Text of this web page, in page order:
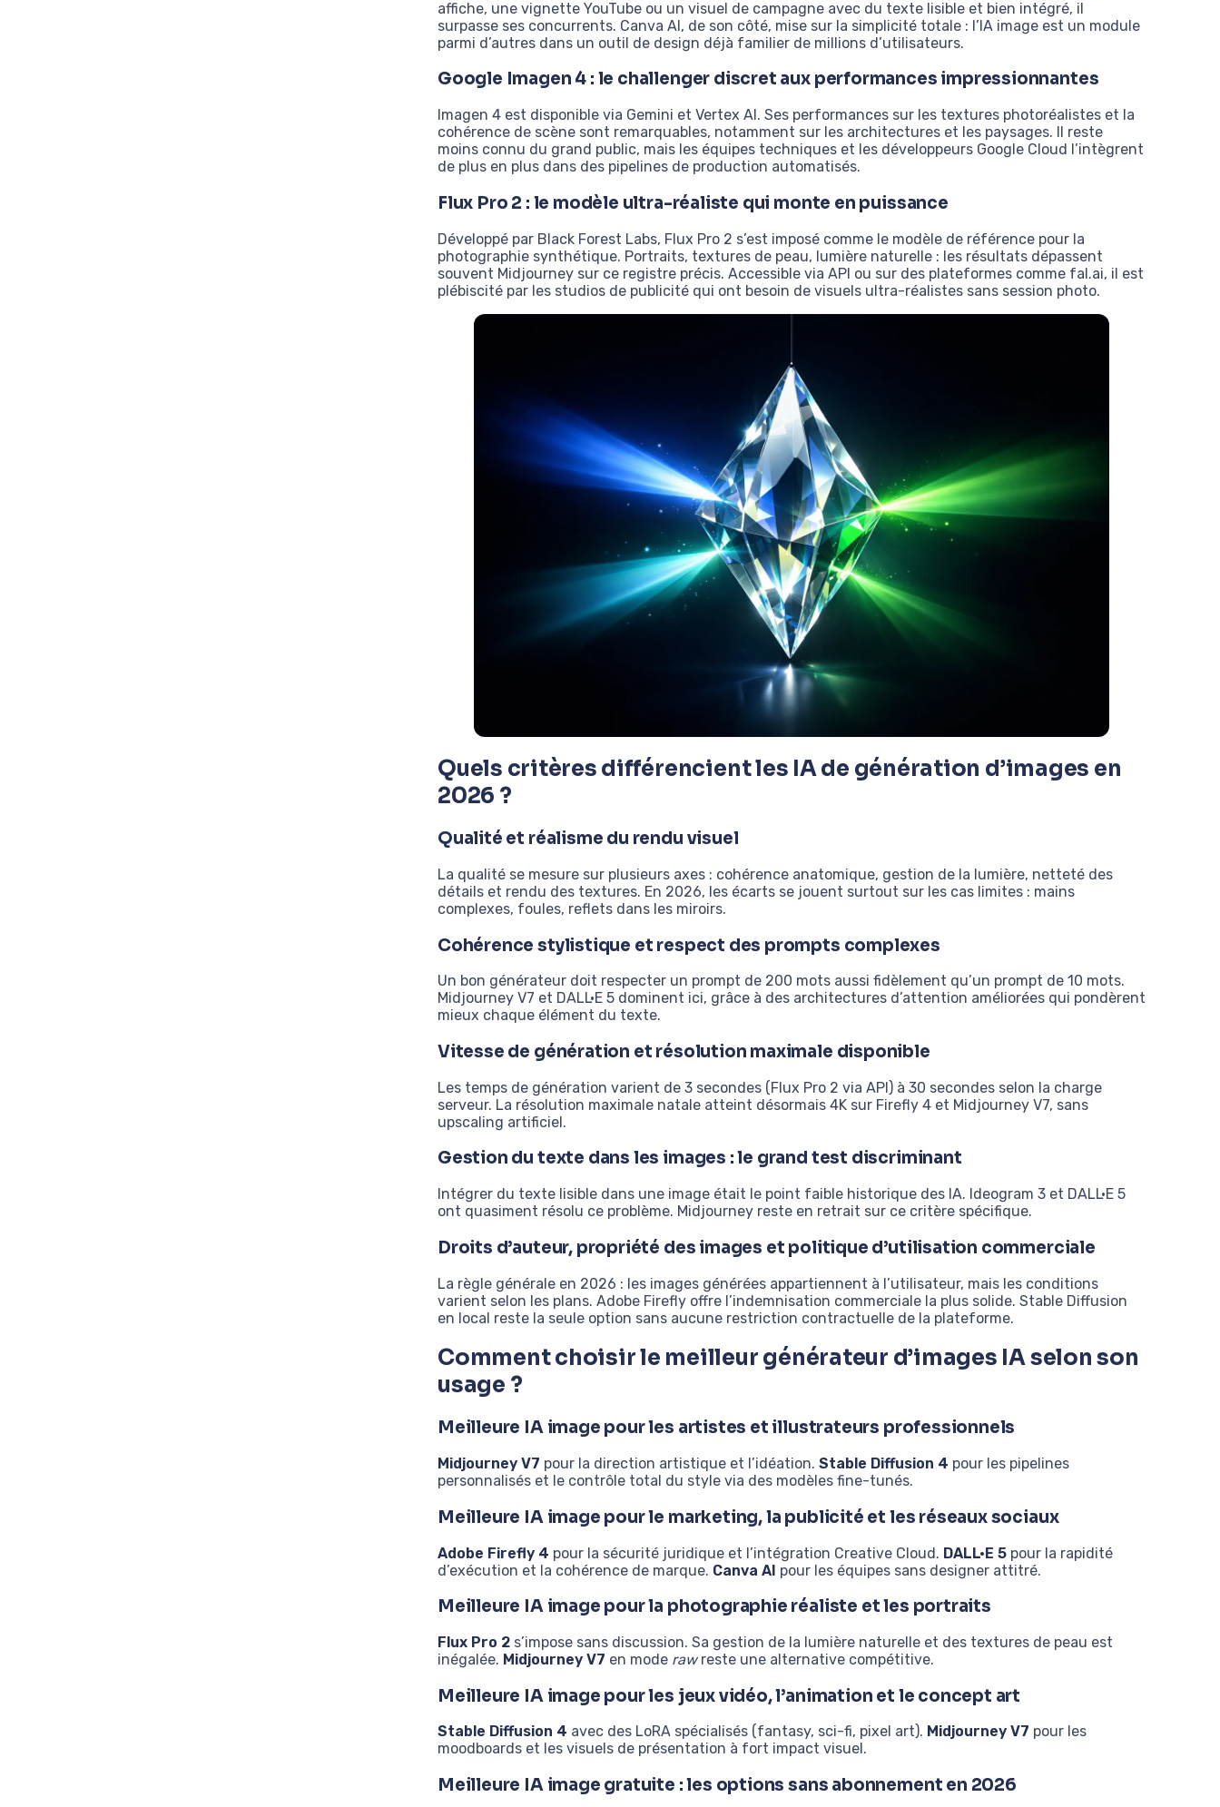
affiche, une vignette YouTube ou un visuel de campagne avec du texte lisible et bien intégré, il
surpasse ses concurrents. Canva AI, de son côté, mise sur la simplicité totale : l’IA image est un module
parmi d’autres dans un outil de design déjà familier de millions d’utilisateurs.
Google Imagen 4 : le challenger discret aux performances impressionnantes
Imagen 4 est disponible via Gemini et Vertex AI. Ses performances sur les textures photoréalistes et la
cohérence de scène sont remarquables, notamment sur les architectures et les paysages. Il reste
moins connu du grand public, mais les équipes techniques et les développeurs Google Cloud l’intègrent
de plus en plus dans des pipelines de production automatisés.
Flux Pro 2 : le modèle ultra-réaliste qui monte en puissance
Développé par Black Forest Labs, Flux Pro 2 s’est imposé comme le modèle de référence pour la
photographie synthétique. Portraits, textures de peau, lumière naturelle : les résultats dépassent
souvent Midjourney sur ce registre précis. Accessible via API ou sur des plateformes comme fal.ai, il est
plébiscité par les studios de publicité qui ont besoin de visuels ultra-réalistes sans session photo.
Quels critères différencient les IA de génération d’images en
2026 ?
Qualité et réalisme du rendu visuel
La qualité se mesure sur plusieurs axes : cohérence anatomique, gestion de la lumière, netteté des
détails et rendu des textures. En 2026, les écarts se jouent surtout sur les cas limites : mains
complexes, foules, reflets dans les miroirs.
Cohérence stylistique et respect des prompts complexes
Un bon générateur doit respecter un prompt de 200 mots aussi fidèlement qu’un prompt de 10 mots.
Midjourney V7 et DALL·E 5 dominent ici, grâce à des architectures d’attention améliorées qui pondèrent
mieux chaque élément du texte.
Vitesse de génération et résolution maximale disponible
Les temps de génération varient de 3 secondes (Flux Pro 2 via API) à 30 secondes selon la charge
serveur. La résolution maximale natale atteint désormais 4K sur Firefly 4 et Midjourney V7, sans
upscaling artificiel.
Gestion du texte dans les images : le grand test discriminant
Intégrer du texte lisible dans une image était le point faible historique des IA. Ideogram 3 et DALL·E 5
ont quasiment résolu ce problème. Midjourney reste en retrait sur ce critère spécifique.
Droits d’auteur, propriété des images et politique d’utilisation commerciale
La règle générale en 2026 : les images générées appartiennent à l’utilisateur, mais les conditions
varient selon les plans. Adobe Firefly offre l’indemnisation commerciale la plus solide. Stable Diffusion
en local reste la seule option sans aucune restriction contractuelle de la plateforme.
Comment choisir le meilleur générateur d’images IA selon son
usage ?
Meilleure IA image pour les artistes et illustrateurs professionnels
Midjourney V7 pour la direction artistique et l’idéation. Stable Diffusion 4 pour les pipelines
personnalisés et le contrôle total du style via des modèles fine-tunés.
Meilleure IA image pour le marketing, la publicité et les réseaux sociaux
Adobe Firefly 4 pour la sécurité juridique et l’intégration Creative Cloud. DALL·E 5pour la rapidité
d’exécution et la cohérence de marque. Canva AI pour les équipes sans designer attitré.
Meilleure IA image pour la photographie réaliste et les portraits
Flux Pro 2s’impose sans discussion. Sa gestion de la lumière naturelle et des textures de peau est
inégalée. Midjourney V7 en mode rawreste une alternative compétitive.
Meilleure IA image pour les jeux vidéo, l’animation et le concept art
Stable Diffusion 4 avec des LoRA spécialisés (fantasy, sci-fi, pixel art). Midjourney V7 pour les
moodboards et les visuels de présentation à fort impact visuel.
Meilleure IA image gratuite : les options sans abonnement en 2026